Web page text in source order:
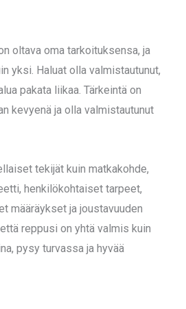
oltava oma tarkoituksensa, ja
yksi. Haluat olla valmistautunut,
pakata liikaa. Tärkeintä on
kevyenä ja olla valmistautunut
tekijät kuin matkakohde,
henkilökohtaiset tarpeet,
määräykset ja joustavuuden
reppusi on yhtä valmis kuin
pysy turvassa ja hyvää